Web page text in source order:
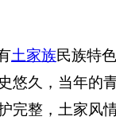
土家族民族特
悠久，当年的
完整，土家风